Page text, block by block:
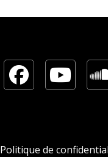
Politique de